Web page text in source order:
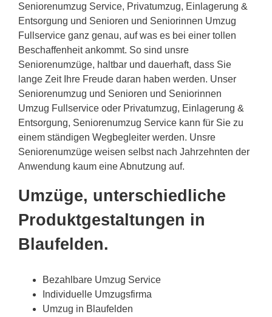
Seniorenumzug Service, Privatumzug, Einlagerung &
Entsorgung und Senioren und Seniorinnen Umzug
Fullservice ganz genau, auf was es bei einer tollen
Beschaffenheit ankommt. So sind unsre
Seniorenumzüge, haltbar und dauerhaft, dass Sie
lange Zeit Ihre Freude daran haben werden. Unser
Seniorenumzug und Senioren und Seniorinnen
Umzug Fullservice oder Privatumzug, Einlagerung &
Entsorgung, Seniorenumzug Service kann für Sie zu
einem ständigen Wegbegleiter werden. Unsre
Seniorenumzüge weisen selbst nach Jahrzehnten der
Anwendung kaum eine Abnutzung auf.
Umzüge, unterschiedliche
Produktgestaltungen in
Blaufelden.
Bezahlbare Umzug Service
Individuelle Umzugsfirma
Umzug in Blaufelden